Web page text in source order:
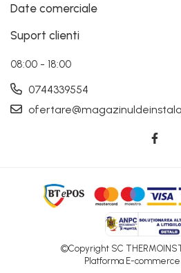
Date comerciale
Suport clienti
08:00 - 18:00
0744339554
©Copyright SC
Platforma E-